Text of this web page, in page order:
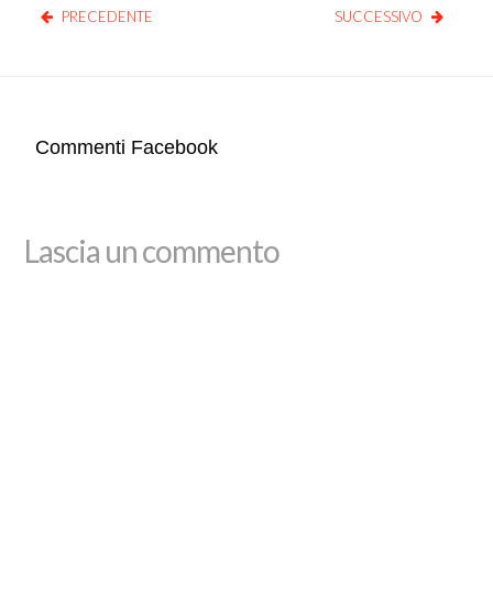
PRECEDENTE SUCCESSIVO
Commenti Facebook
Lascia un commento